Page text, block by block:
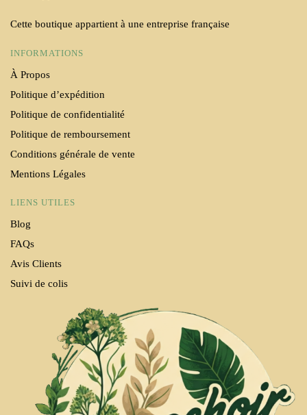
Cette boutique appartient à une entreprise française
INFORMATIONS
À Propos
Politique d’expédition
Politique de confidentialité
Politique de remboursement
Conditions générale de vente
Mentions Légales
LIENS UTILES
Blog
FAQs
Avis Clients
Suivi de colis